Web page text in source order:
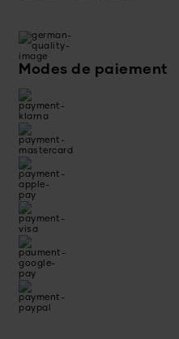
Modes de paiement